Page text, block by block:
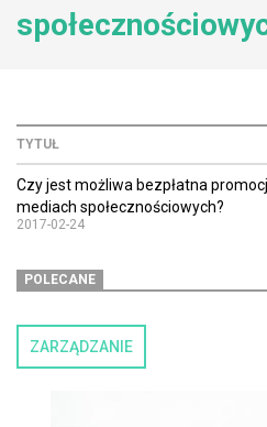
TYTUŁ
Czy jest możliwa bezpłatna
mediach społecznościowych?
2017-02-24
POLECANE
ZARZĄDZANIE